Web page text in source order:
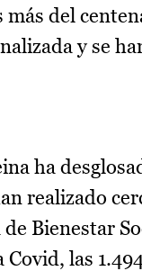
del
y se
ha
realizado
Bienestar
Covid, las